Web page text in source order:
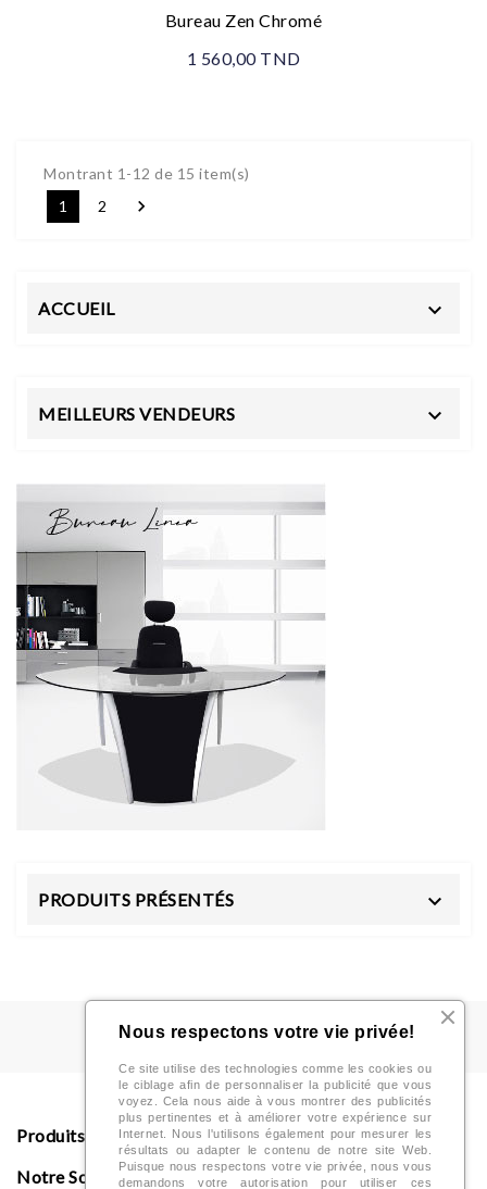
Bureau Zen Chromé
1 560,00 TND
Montrant 1-12 de 15 item(s)
1
2 
ACCUEIL 
MEILLEURS VENDEURS 
PRODUITS PRÉSENTÉS 
Produits
Notre Société
Nous respectons votre vie privée!
Ce site utilise des technologies comme les cookies ou
le ciblage afin de personnaliser la publicité que vous
voyez. Cela nous aide à vous montrer des publicités
plus pertinentes et à améliorer votre expérience sur
Internet. Nous l'utilisons également pour mesurer les
résultats ou adapter le contenu de notre site Web.
Puisque nous respectons votre vie privée, nous vous
demandons votre autorisation pour utiliser ces